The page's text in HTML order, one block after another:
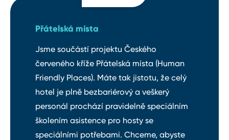
Přátelská místa
Jsme součástí projektu Českého
červeného kříže Přátelská místa (Human
Friendly Places). Máte tak jistotu, že celý
hotel je plně bezbariérový a veškerý
personál prochází pravidelně speciálním
školením asistence pro hosty se
speciálními potřebami. Chceme, abyste